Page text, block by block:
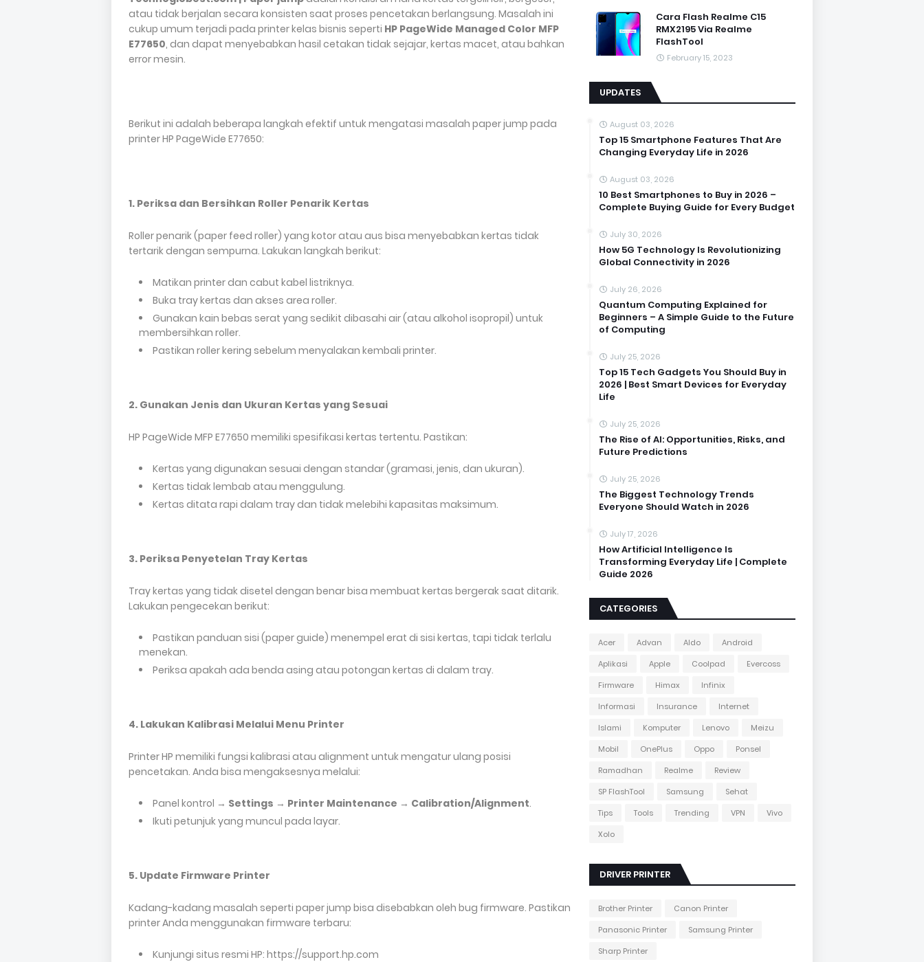
atau tidak berjalan secara konsisten saat proses pencetakan berlangsung. Masalah ini
cukup umum terjadi pada printer kelas bisnis seperti HP PageWide Managed Color MFP
E77650, dan dapat menyebabkan hasil cetakan tidak sejajar, kertas macet, atau bahkan
error mesin.
Berikut ini adalah beberapa langkah efektif untuk mengatasi masalah paper jump pada
printer HP PageWide E77650:
1. Periksa dan Bersihkan Roller Penarik Kertas
Roller penarik (paper feed roller) yang kotor atau aus bisa menyebabkan kertas tidak
tertarik dengan sempurna. Lakukan langkah berikut:
Matikan printer dan cabut kabel listriknya.
Buka tray kertas dan akses area roller.
Gunakan kain bebas serat yang sedikit dibasahi air (atau alkohol isopropil) untuk
membersihkan roller.
Pastikan roller kering sebelum menyalakan kembali printer.
2. Gunakan Jenis dan Ukuran Kertas yang Sesuai
HP PageWide MFP E77650 memiliki spesifikasi kertas tertentu. Pastikan:
Kertas yang digunakan sesuai dengan standar (gramasi, jenis, dan ukuran).
Kertas tidak lembab atau menggulung.
Kertas ditata rapi dalam tray dan tidak melebihi kapasitas maksimum.
3. Periksa Penyetelan Tray Kertas
Tray kertas yang tidak disetel dengan benar bisa membuat kertas bergerak saat ditarik.
Lakukan pengecekan berikut:
Pastikan panduan sisi (paper guide) menempel erat di sisi kertas, tapi tidak terlalu
menekan.
Periksa apakah ada benda asing atau potongan kertas di dalam tray.
4. Lakukan Kalibrasi Melalui Menu Printer
Printer HP memiliki fungsi kalibrasi atau alignment untuk mengatur ulang posisi
pencetakan. Anda bisa mengaksesnya melalui:
Panel kontrol → Settings → Printer Maintenance → Calibration/Alignment.
Ikuti petunjuk yang muncul pada layar.
5. Update Firmware Printer
Kadang-kadang masalah seperti paper jump bisa disebabkan oleh bug firmware. Pastikan
printer Anda menggunakan firmware terbaru:
Kunjungi situs resmi HP: https://support.hp.com
Cara Flash Realme C15
RMX2195 Via Realme
FlashTool
February 15, 2023
UPDATES
August 03, 2026
Top 15 Smartphone Features That Are
Changing Everyday Life in 2026
August 03, 2026
10 Best Smartphones to Buy in 2026 –
Complete Buying Guide for Every Budget
July 30, 2026
How 5G Technology Is Revolutionizing
Global Connectivity in 2026
July 26, 2026
Quantum Computing Explained for
Beginners – A Simple Guide to the Future
of Computing
July 25, 2026
Top 15 Tech Gadgets You Should Buy in
2026 | Best Smart Devices for Everyday
Life
July 25, 2026
The Rise of AI: Opportunities, Risks, and
Future Predictions
July 25, 2026
The Biggest Technology Trends
Everyone Should Watch in 2026
July 17, 2026
How Artificial Intelligence Is
Transforming Everyday Life | Complete
Guide 2026
CATEGORIES
Acer Advan Aldo
Android
Aplikasi
Apple Coolpad
Evercoss
Firmware
Himax
Infinix
Informasi
Insurance
Internet
Islami
Komputer Lenovo
Meizu
Mobil
OnePlus Oppo
Ponsel
Ramadhan
Realme
Review
SP FlashTool
Samsung
Sehat
Tips
Tools Trending VPN
Vivo
Xolo
DRIVER PRINTER
Brother Printer
Canon Printer
Panasonic Printer
Samsung Printer
Sharp Printer